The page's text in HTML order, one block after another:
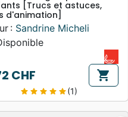
[Trucs et astuces,
d'animation]
: Sandrine Micheli
CHF shopping_cart
star star star star star(1)